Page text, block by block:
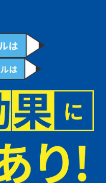
生がいるから頑張れます！
、一つひとつ親身になって教え
ころをいつでも教えてくれまし
期で内申点を5つ上げること
ことが出来ました。将来は大学
ので、先生に教わった勉強法
塾に行くことが楽しいです！